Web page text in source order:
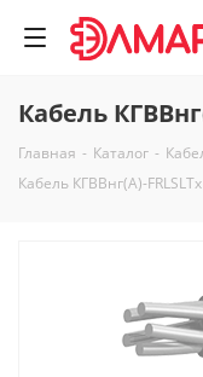
Кабель
Главная - Каталог -
Кабель КГВВнг(А)-